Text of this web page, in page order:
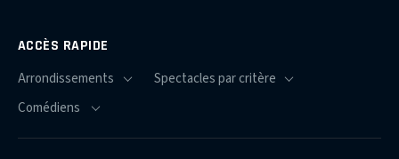
ACCÈS RAPIDE